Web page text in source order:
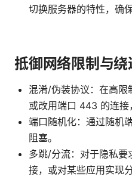
切换服务器的特性，确
抵御网络限制与绕
混淆/伪装协议：在高限
或改用端口 443 的连接
端口随机化：通过随机
阻塞。
多跳/分流：对于隐私要
接，或对某些应用实现